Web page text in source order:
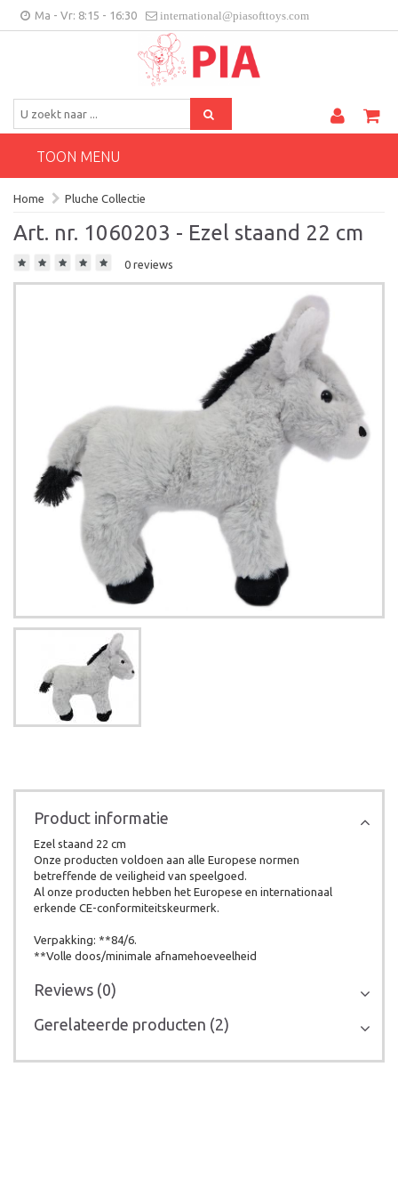
Ma - Vr: 8:15 - 16:30 international@piasofttoys.com
Klantenfeedback
BE/NL
TOON MENU
Home Pluche Collectie
Art. nr. 1060203 - Ezel staand 22 cm
0 reviews
Product informatie
Ezel staand 22 cm
Onze producten voldoen aan alle Europese normen
betreffende de veiligheid van speelgoed.
Al onze producten hebben het Europese en internationaal
erkende CE-conformiteitskeurmerk.
Verpakking: **84/6.
**Volle doos/minimale afnamehoeveelheid
Reviews (0)
Gerelateerde producten (2)